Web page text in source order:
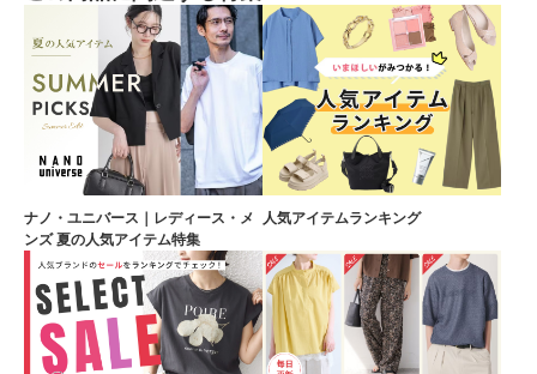
ナノ・ユニバース｜レディース・メ
ンズ 夏の人気アイテム特集
人気アイテムランキング